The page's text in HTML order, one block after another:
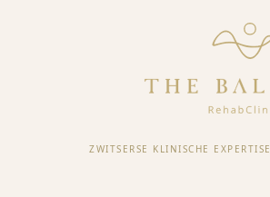
ZWITSERSE KLINISCHE EXPERTISE